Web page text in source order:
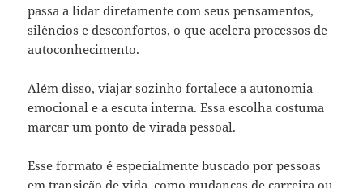
passa a lidar diretamente com seus pensamentos,
silêncios e desconfortos, o que acelera processos de
autoconhecimento.
Além disso, viajar sozinho fortalece a autonomia
emocional e a escuta interna. Essa escolha costuma
marcar um ponto de virada pessoal.
Esse formato é especialmente buscado por pessoas
em transição de vida, como mudanças de carreira ou